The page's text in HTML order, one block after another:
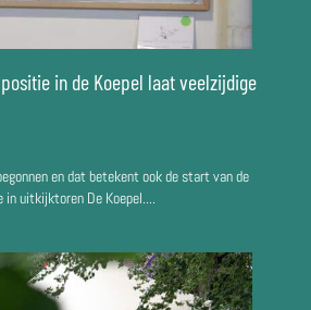
in de Koepel laat veelzijdige
en dat betekent ook de start van de
uitkijktoren De Koepel....